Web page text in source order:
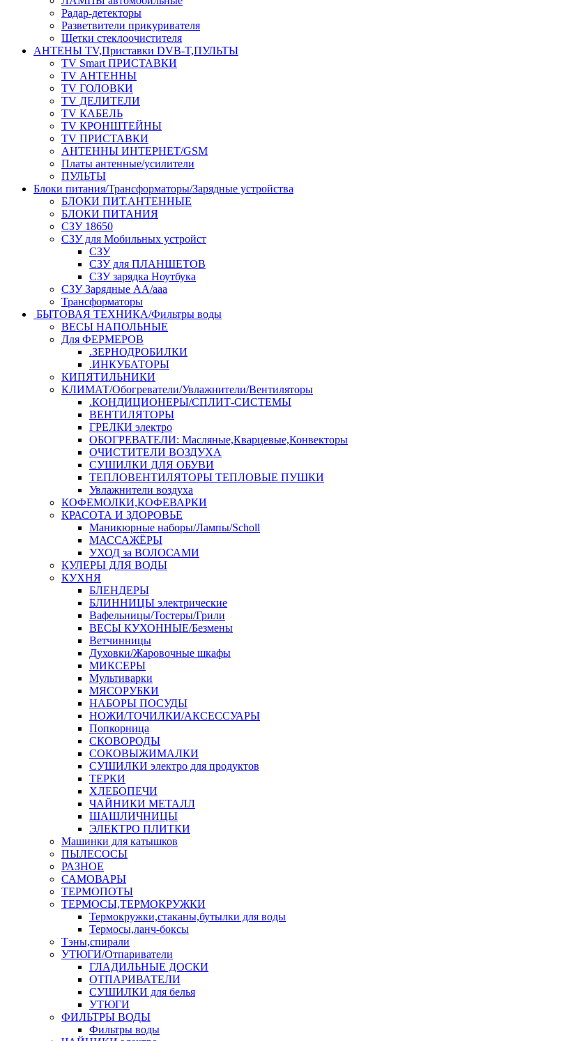
Радар-детекторы
Разветвители прикуривателя
Щетки стеклоочистителя
АНТЕНЫ ТV,Приставки DVB-T,ПУЛЬТЫ
TV Smart ПРИСТАВКИ
TV АНТЕННЫ
TV ГОЛОВКИ
TV ДЕЛИТЕЛИ
TV КАБЕЛЬ
TV КРОНШТЕЙНЫ
TV ПРИСТАВКИ
АНТЕННЫ ИНТЕРНЕТ/GSM
Платы антенные/усилители
ПУЛЬТЫ
Блоки питания/Трансформаторы/Зарядные устройства
БЛОКИ ПИТ.АНТЕННЫЕ
БЛОКИ ПИТАНИЯ
СЗУ 18650
СЗУ для Мобильных устройст
СЗУ
СЗУ для ПЛАНШЕТОВ
СЗУ зарядка Ноутбука
СЗУ Зарядные АА/ааа
Трансформаторы
БЫТОВАЯ ТЕХНИКА/Фильтры воды
ВЕСЫ НАПОЛЬНЫЕ
Для ФЕРМЕРОВ
.ЗЕРНОДРОБИЛКИ
.ИНКУБАТОРЫ
КИПЯТИЛЬНИКИ
КЛИМАТ/Обогреватели/Увлажнители/Вентиляторы
.КОНДИЦИОНЕРЫ/СПЛИТ-СИСТЕМЫ
ВЕНТИЛЯТОРЫ
ГРЕЛКИ электро
ОБОГРЕВАТЕЛИ: Масляные,Кварцевые,Конвекторы
ОЧИСТИТЕЛИ ВОЗДУХА
СУШИЛКИ ДЛЯ ОБУВИ
ТЕПЛОВЕНТИЛЯТОРЫ ТЕПЛОВЫЕ ПУШКИ
Увлажнители воздуха
КОФЕМОЛКИ,КОФЕВАРКИ
КРАСОТА И ЗДОРОВЬЕ
Маникюрные наборы/Лампы/Scholl
МАССАЖЁРЫ
УХОД за ВОЛОСАМИ
КУЛЕРЫ ДЛЯ ВОДЫ
КУХНЯ
БЛЕНДЕРЫ
БЛИННИЦЫ электрические
Вафельницы/Тостеры/Грили
ВЕСЫ КУХОННЫЕ/Безмены
Ветчинницы
Духовки/Жаровочные шкафы
МИКСЕРЫ
Мультиварки
МЯСОРУБКИ
НАБОРЫ ПОСУДЫ
НОЖИ/ТОЧИЛКИ/АКСЕССУАРЫ
Попкорница
СКОВОРОДЫ
СОКОВЫЖИМАЛКИ
СУШИЛКИ электро для продуктов
ТЕРКИ
ХЛЕБОПЕЧИ
ЧАЙНИКИ МЕТАЛЛ
ШАШЛИЧНИЦЫ
ЭЛЕКТРО ПЛИТКИ
Машинки для катышков
ПЫЛЕСОСЫ
РАЗНОЕ
САМОВАРЫ
ТЕРМОПОТЫ
ТЕРМОСЫ,ТЕРМОКРУЖКИ
Термокружки,стаканы,бутылки для воды
Термосы,ланч-боксы
Тэны,спирали
УТЮГИ/Отпариватели
ГЛАДИЛЬНЫЕ ДОСКИ
ОТПАРИВАТЕЛИ
СУШИЛКИ для белья
УТЮГИ
ФИЛЬТРЫ ВОДЫ
Фильтры воды